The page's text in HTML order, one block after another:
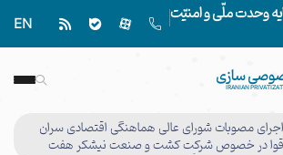
وحدت ملّی و امنیّت
EN
سازی
IRANIAN
اجرای مصوبات شورای عالی هماهنگی اقتصادی سران
قوا در خصوص شرکت کشت و صنعت نیشکر هفت